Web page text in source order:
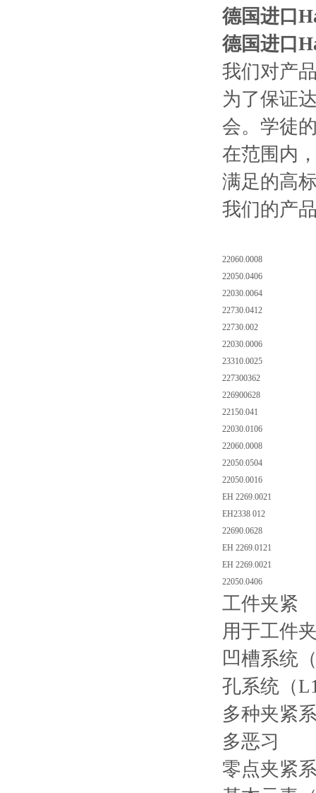
德国进口
德国进口
我们对产
为了保证
会。学徒
在范围内
满足的高
我们的产
22060.0008
22050.0406
22030.0064
22730.0412
22730.002
22030.0006
23310.0025
227300362
226900628
22150.041
22030.0106
22060.0008
22050.0504
22050.0016
EH 2269.0021
EH2338 012
22690.0628
EH 2269.0121
EH 2269.0021
22050.0406
工件夹紧
用于工件
凹槽系统
孔系统（
多种夹紧
多恶习
零点夹紧